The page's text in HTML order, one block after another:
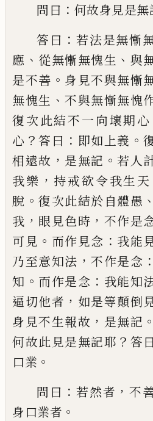
問曰 ： 何故身見是無
答曰 ：若法是無慚
應 、 從無慚無愧生 、 與
是不善 。 身見不與無慚
無愧生 、不與無慚無愧
復次此結不一向壞期心
心 ？答曰 ： 即如上義 。
相遠故 ， 是無記 。若人
我樂 ， 持戒欲令我生天
脫 。復次此結於自體愚 、
我 ， 眼見色時 ， 不作是
可見 。 而作 見念 ： 我能
乃至意知法 ，不作是念 ：
知 。 而作是念 ： 我能知
逼切他者 ， 如是等顛倒
身見不生報故 ， 是無記 。
何故此見是無記耶 ？ 答
口業 。
問曰 ：若然者 ，不
身口業者 。